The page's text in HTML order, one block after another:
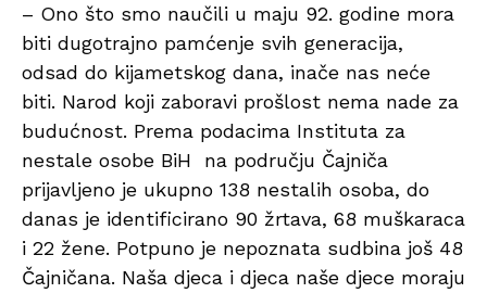
– Ono što smo naučili u maju 92. godine mora
biti dugotrajno pamćenje svih generacija,
odsad do kijametskog dana, inače nas neće
biti. Narod koji zaboravi prošlost nema nade za
budućnost. Prema podacima Instituta za
nestale osobe BiH na području Čajniča
prijavljeno je ukupno 138 nestalih osoba, do
danas je identificirano 90 žrtava, 68 muškaraca
i 22 žene. Potpuno je nepoznata sudbina još 48
Čajničana. Naša djeca i djeca naše djece moraju